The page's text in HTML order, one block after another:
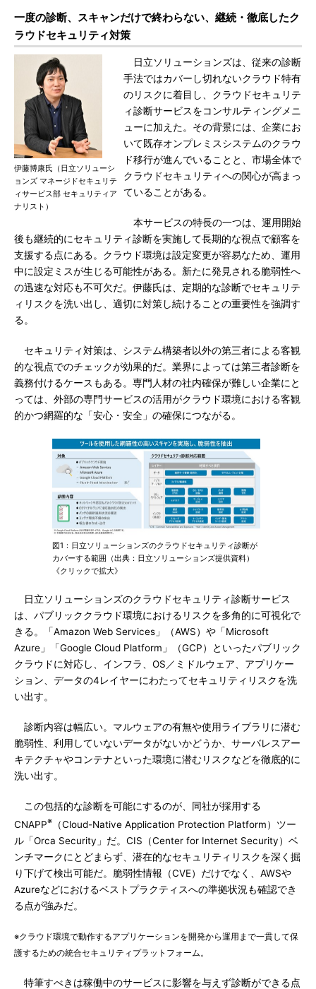
一度の診断、スキャンだけで終わらない、継続・徹底したク
ラウドセキュリティ対策
伊藤博康氏（日立ソリューシ
ョンズ マネージドセキュリテ
ィサービス部 セキュリティア
ナリスト）
日立ソリューションズは、従来の診断
手法ではカバーし切れないクラウド特有
のリスクに着目し、クラウドセキュリテ
ィ診断サービスをコンサルティングメニ
ューに加えた。その背景には、企業にお
いて既存オンプレミスシステムのクラウ
ド移行が進んでいることと、市場全体で
クラウドセキュリティへの関心が高まっ
ていることがある。
本サービスの特長の一つは、運用開始
後も継続的にセキュリティ診断を実施して長期的な視点で顧客を
支援する点にある。クラウド環境は設定変更が容易なため、運用
中に設定ミスが生じる可能性がある。新たに発見される脆弱性へ
の迅速な対応も不可欠だ。伊藤氏は、定期的な診断でセキュリテ
ィリスクを洗い出し、適切に対策し続けることの重要性を強調す
る。
セキュリティ対策は、システム構築者以外の第三者による客観
的な視点でのチェックが効果的だ。業界によっては第三者診断を
義務付けるケースもある。専門人材の社内確保が難しい企業にと
っては、外部の専門サービスの活用がクラウド環境における客観
的かつ網羅的な「安心・安全」の確保につながる。
図1：日立ソリューションズのクラウドセキュリティ診断が
カバーする範囲（出典：日立ソリューションズ提供資料）
《クリックで拡大》
日立ソリューションズのクラウドセキュリティ診断サービス
は、パブリッククラウド環境におけるリスクを多角的に可視化で
きる。「Amazon Web Services」（AWS）や「Microsoft
Azure」「Google Cloud Platform」（GCP）といったパブリック
クラウドに対応し、インフラ、OS／ミドルウェア、アプリケー
ション、データの4レイヤーにわたってセキュリティリスクを洗
い出す。
診断内容は幅広い。マルウェアの有無や使用ライブラリに潜む
脆弱性、利用していないデータがないかどうか、サーバレスアー
キテクチャやコンテナといった環境に潜むリスクなどを徹底的に
洗い出す。
この包括的な診断を可能にするのが、同社が採用する
CNAPP※ （Cloud-Native Application Protection Platform）ツー
ル「Orca Security」だ。CIS（Center for Internet Security）ベ
ンチマークにとどまらず、潜在的なセキュリティリスクを深く掘
り下げて検出可能だ。脆弱性情報（CVE）だけでなく、AWSや
Azureなどにおけるベストプラクティスへの準拠状況も確認でき
る点が強みだ。
※クラウド環境で動作するアプリケーションを開発から運用まで一貫して保
護するための統合セキュリティプラットフォーム。
特筆すべきは稼働中のサービスに影響を与えず診断ができる点